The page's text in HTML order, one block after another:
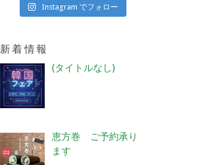
Instagram でフォロー
新着情報
(タイトルなし)投
恵方巻 ご予約承り
ます